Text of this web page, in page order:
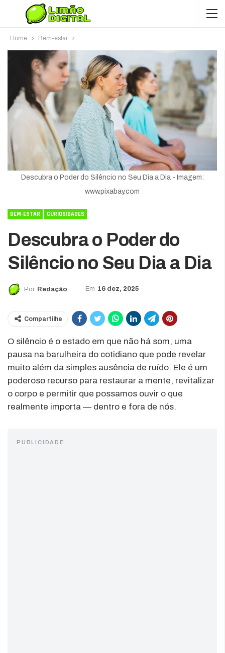
Home Bem-estar
Descubra o Poder do Silêncio no Seu Dia a Dia - Imagem:
www.pixabay.com
BEM-ESTAR CURIOSIDADES
Descubra o Poder do
Silêncio no Seu Dia a Dia
Por Redação Em 16 dez, 2025
Compartilhe
O silêncio é o estado em que não há som, uma
pausa na barulheira do cotidiano que pode revelar
muito além da simples ausência de ruído. Ele é um
poderoso recurso para restaurar a mente, revitalizar
o corpo e permitir que possamos ouvir o que
realmente importa — dentro e fora de nós.
PUBLICIDADE